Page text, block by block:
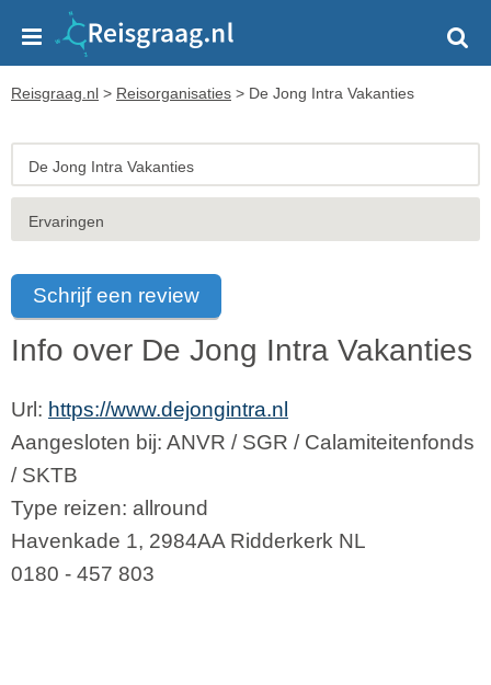
Reisgraag.nl > Reisorganisaties > De Jong Intra Vakanties
De Jong Intra Vakanties
Ervaringen
Schrijf een review
Info over De Jong Intra Vakanties
Url: https://www.dejongintra.nl
Aangesloten bij: ANVR / SGR / Calamiteitenfonds
/ SKTB
Type reizen: allround
Havenkade 1, 2984AA Ridderkerk NL
0180 - 457 803